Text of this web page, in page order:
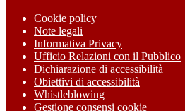
Cookie policy
Note legali
Informativa Privacy
Ufficio Relazioni con il Pubblico
Dichiarazione di accessibilità
Obiettivi di accessibilità
Whistleblowing
Gestione consensi cookie